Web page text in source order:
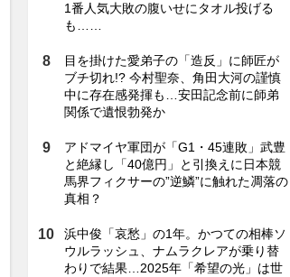
1番人気大敗の腹いせにタオル投げる
も……
目を掛けた愛弟子の「造反」に師匠が
ブチ切れ!? 今村聖奈、角田大河の謹慎
中に存在感発揮も…安田記念前に師弟
関係で遺恨勃発か
アドマイヤ軍団が「G1・45連敗」武豊
と絶縁し「40億円」と引換えに日本競
馬界フィクサーの”逆鱗”に触れた凋落の
真相？
浜中俊「哀愁」の1年。かつての相棒ソ
ウルラッシュ、ナムラクレアが乗り替
わりで結果…2025年「希望の光」は世